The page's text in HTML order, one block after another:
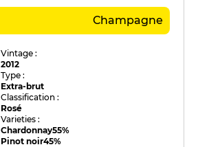
Champagne
Vintage :
2012
Type :
Extra-brut
Classification :
Rosé
Varieties :
Chardonnay55%
Pinot noir45%